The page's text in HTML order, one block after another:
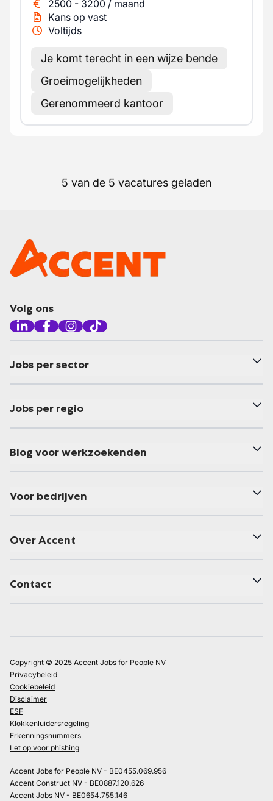
2500 - 3200 / maand
Kans op vast
Voltijds
Je komt terecht in een wijze bende
Groeimogelijkheden
Gerenommeerd kantoor
5 van de 5 vacatures geladen
Volg ons
Jobs per sector
Jobs per regio
Blog voor werkzoekenden
Voor bedrijven
Over Accent
Contact
Copyright © 2025 Accent Jobs for People NV
Privacybeleid
Cookiebeleid
Disclaimer
ESF
Klokkenluidersregeling
Erkenningsnummers
Let op voor phishing
Accent Jobs for People NV - BE0455.069.956
Accent Construct NV - BE0887.120.626
Accent Jobs NV - BE0654.755.146